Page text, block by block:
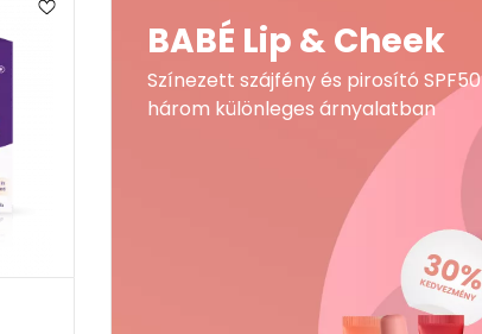
BABÉ Lip & Cheek
Színezett szájfény és pirosító SPF50
három különleges árnyalatban